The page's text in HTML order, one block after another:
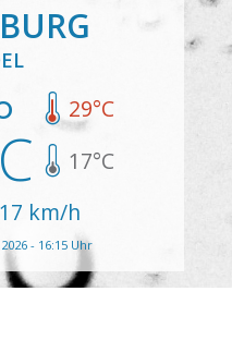
29°C
17°C
km/h
- 16:15 Uhr